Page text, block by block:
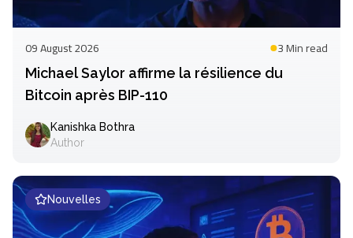
09 August 2026 3 Minread
Michael Saylor affirme la résilience du
Bitcoin après BIP-110
Kanishka Bothra
Author
Nouvelles